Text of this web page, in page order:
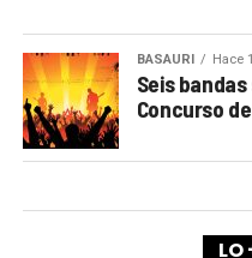
BASAURI Hace
Seis
Concurso
LO